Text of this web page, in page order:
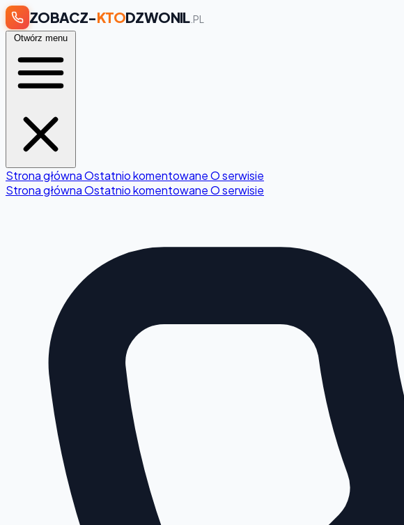
ZOBACZ-KTODZWONIL.PL
Otwórz menu
Strona głównaOstatnio komentowaneO serwisie
Strona głównaOstatnio komentowaneO serwisie